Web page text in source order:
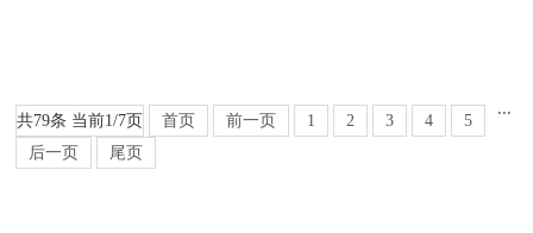
共79条 当前1/7页 首页 前一页 1 2 3 4 5 ···
后一页 尾页